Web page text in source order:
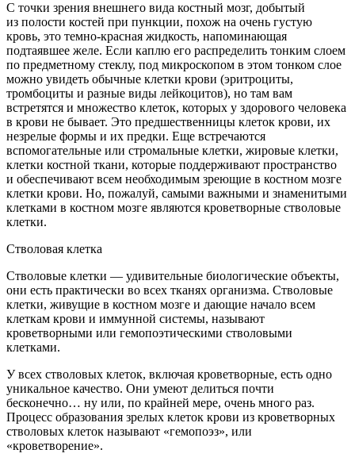
С точки зрения внешнего вида костный мозг, добытый
из полости костей при пункции, похож на очень густую
кровь, это темно-красная жидкость, напоминающая
подтаявшее желе. Если каплю его распределить тонким слоем
по предметному стеклу, под микроскопом в этом тонком слое
можно увидеть обычные клетки крови (эритроциты,
тромбоциты и разные виды лейкоцитов), но там вам
встретятся и множество клеток, которых у здорового человека
в крови не бывает. Это предшественницы клеток крови, их
незрелые формы и их предки. Еще встречаются
вспомогательные или стромальные клетки, жировые клетки,
клетки костной ткани, которые поддерживают пространство
и обеспечивают всем необходимым зреющие в костном мозге
клетки крови. Но, пожалуй, самыми важными и знаменитыми
клетками в костном мозге являются кроветворные стволовые
клетки.
Стволовая клетка
Стволовые клетки — удивительные биологические объекты,
они есть практически во всех тканях организма. Стволовые
клетки, живущие в костном мозге и дающие начало всем
клеткам крови и иммунной системы, называют
кроветворными или гемопоэтическими стволовыми
клетками.
У всех стволовых клеток, включая кроветворные, есть одно
уникальное качество. Они умеют делиться почти
бесконечно… ну или, по крайней мере, очень много раз.
Процесс образования зрелых клеток крови из кроветворных
стволовых клеток называют «гемопоэз», или
«кроветворение».